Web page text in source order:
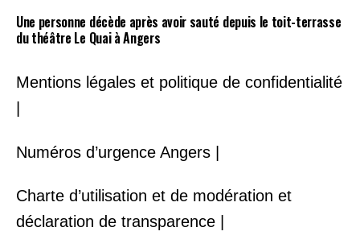
Une personne décède après avoir sauté depuis le toit-terrasse
du théâtre Le Quai à Angers
Mentions légales et politique de confidentialité
Numéros d’urgence Angers |
Charte d’utilisation et de modération et
déclaration de transparence |